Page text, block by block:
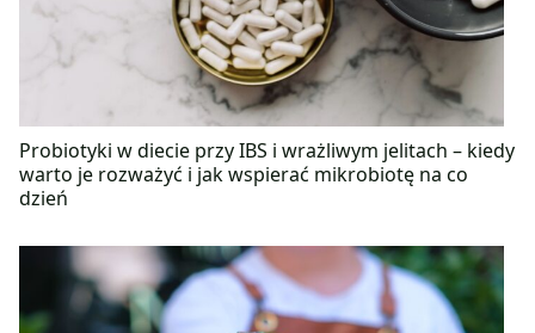
Probiotyki w diecie przy IBS i wrażliwym jelitach – kiedy
warto je rozważyć i jak wspierać mikrobiotę na co
dzień